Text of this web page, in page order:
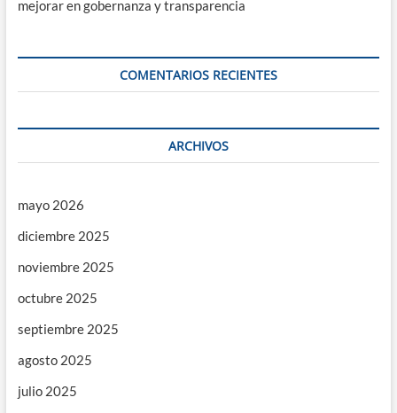
mejorar en gobernanza y transparencia
COMENTARIOS RECIENTES
ARCHIVOS
mayo 2026
diciembre 2025
noviembre 2025
octubre 2025
septiembre 2025
agosto 2025
julio 2025